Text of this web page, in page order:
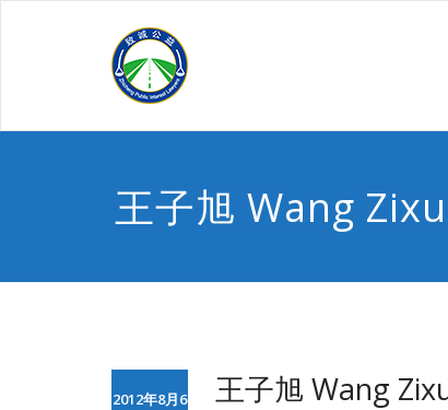
王子旭 Wang Zixu
2012年8月6
王子旭 Wang